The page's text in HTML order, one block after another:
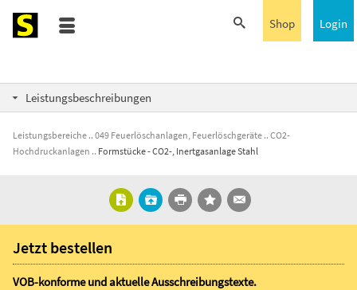
Login
Shop
Leistungsbeschreibungen
Leistungsbereiche 049 Feuerlöschanlagen, Feuerlöschgeräte
CO2-
Hochdruckanlagen
Formstücke - CO2-, Inertgasanlage Stahl
Jetzt bestellen
VOB-konforme und aktuelle Ausschreibungstexte.